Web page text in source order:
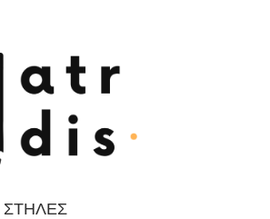
ΣΤΗΛΕΣ